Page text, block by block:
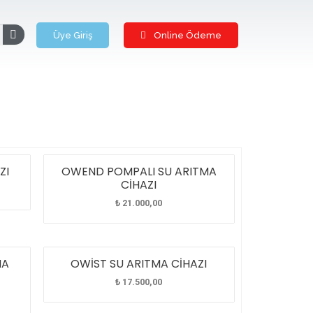
Üye Giriş Online Ödeme
OWEND POMPALI SU ARITMA
CİHAZI
₺ 21.000,00
OWİST SU ARITMA CİHAZI
₺ 17.500,00